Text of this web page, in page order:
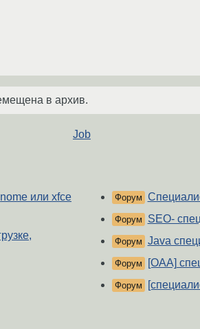
в архив.
Job
или xfce
Форум
Форум SEO-
Форум Java
Форум [ОАА]
Форум